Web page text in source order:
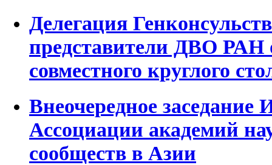
Делегация
представители ДВО РАН
совместного круглого
Внеочередное заседание
Ассоциации академий
сообществ в Азии